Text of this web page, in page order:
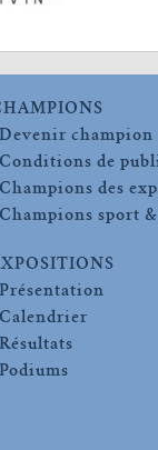
Devenir champion
Conditions de
Champions des
Champions sport
Présentation
Calendrier
Résultats
Podiums